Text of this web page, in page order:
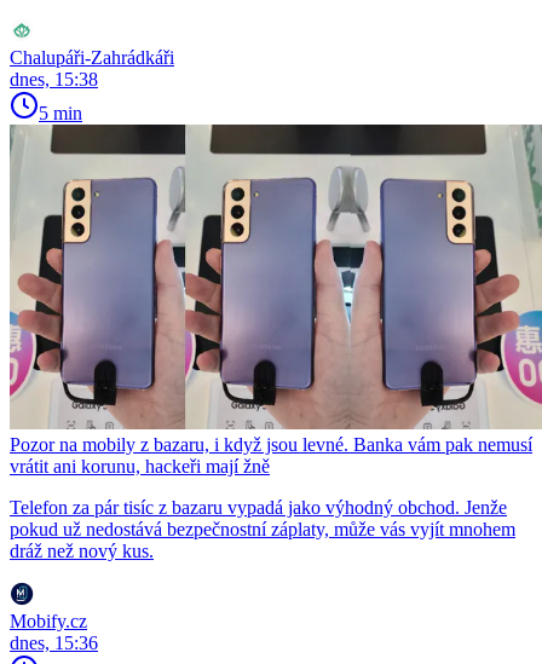
Chalupáři-Zahrádkáři
dnes, 15:38
5 min
Pozor na mobily z bazaru, i když jsou levné. Banka vám pak nemusí
vrátit ani korunu, hackeři mají žně
Telefon za pár tisíc z bazaru vypadá jako výhodný obchod. Jenže
pokud už nedostává bezpečnostní záplaty, může vás vyjít mnohem
dráž než nový kus.
Mobify.cz
dnes, 15:36